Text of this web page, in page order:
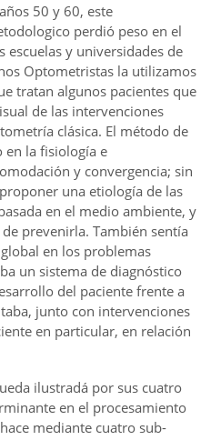
50 y 60, este
perdió peso en el
y universidades de
Optometristas la utilizamos
tratan algunos pacientes que
de las intervenciones
clásica. El método de
en la fisiología e
y convergencia; sin
una etiología de las
en el medio ambiente, y
prevenirla. También sentía
en los problemas
un sistema de diagnóstico
del paciente frente a
junto con intervenciones
en particular, en relación
ilustradá por sus cuatro
en el procesamiento
mediante cuatro sub-